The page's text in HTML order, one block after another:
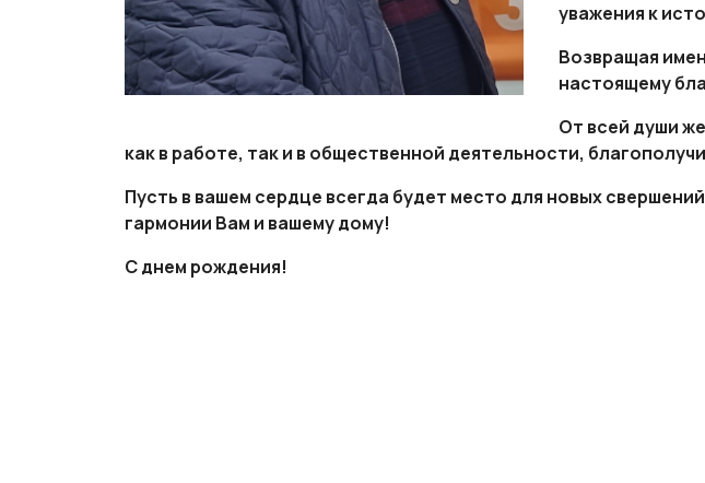
уважения к
Возвращая
настоящему
От всей души
как в работе, так и в общественной деятельности,
Пусть в вашем сердце всегда будет место для новых
гармонии Вам и вашему дому!
С днем рождения!